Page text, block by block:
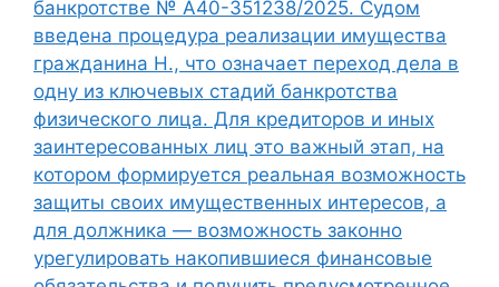
банкротстве № А40-351238/2025. Судом
введена процедура реализации имущества
гражданина Н., что означает переход дела в
одну из ключевых стадий банкротства
физического лица. Для кредиторов и иных
заинтересованных лиц это важный этап, на
котором формируется реальная возможность
защиты своих имущественных интересов, а
для должника — возможность законно
урегулировать накопившиеся финансовые